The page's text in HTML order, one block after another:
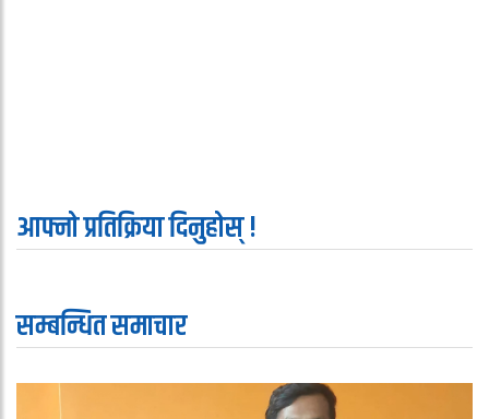
आफ्नो प्रतिक्रिया दिनुहोस् !
सम्बन्धित समाचार